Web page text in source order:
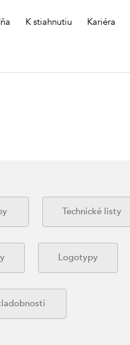
K stiahnutiu Kariéra
Technické listy
Logotypy